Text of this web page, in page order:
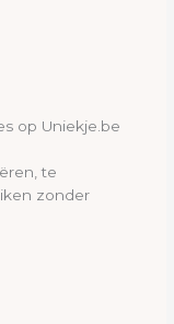
op Uniekje.be
te
zonder